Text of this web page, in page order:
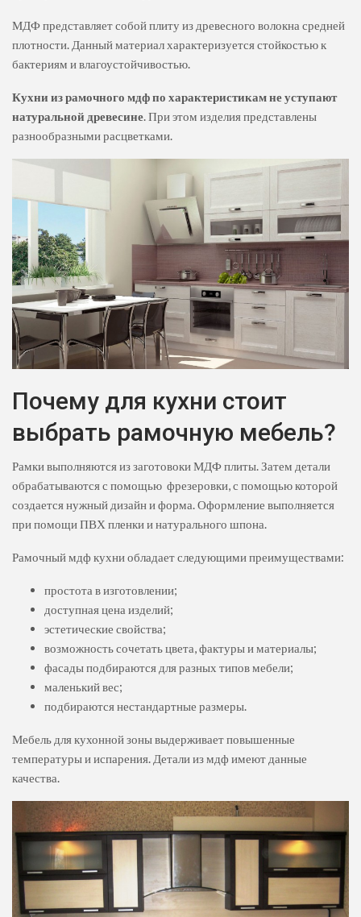
МДФ представляет собой плиту из древесного волокна средней
плотности. Данный материал характеризуется стойкостью к
бактериям и влагоустойчивостью.
Кухни из рамочного мдфпо характеристикам не уступают
натуральной древесине. При этом изделия представлены
разнообразными расцветками.
Почему для кухни стоит
выбрать рамочную мебель?
Рамки выполняются из заготовоки МДФ плиты. Затем детали
обрабатываются с помощью фрезеровки, с помощью которой
создается нужный дизайн и форма. Оформление выполняется
при помощи ПВХ пленки и натурального шпона.
Рамочный мдф кухни обладает следующими преимуществами:
простота в изготовлении;
доступная цена изделий;
эстетические свойства;
возможность сочетать цвета, фактуры и материалы;
фасады подбираются для разных типов мебели;
маленький вес;
подбираются нестандартные размеры.
Мебель для кухонной зоны выдерживает повышенные
температуры и испарения. Детали из мдф имеют данные
качества.